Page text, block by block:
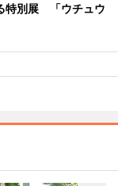
特別展 「ウチュウ